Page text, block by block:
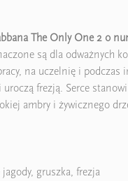
The Only One 2 o
są dla odważnych
na uczelnię i
uroczą frezją. Serce
ambry i żywicznego
gruszka, frezja